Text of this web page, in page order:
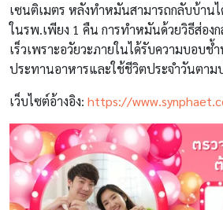
เซนติเมตร หลังทำหมันสามารถกลับบ้าน
ในรพ.เพียง 1 คืน การทำหมันด้วยวิธีส่อง
เร็วเพราะอวัยวะภายในได้รับความบอบช้
ประทานอาหารและใช้ชีวิตประจำวันตาม
เว็บไซต์อ้างอิง: https://